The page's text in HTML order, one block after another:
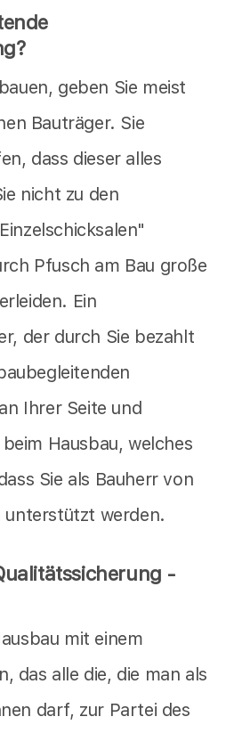
geben Sie meist
Bauträger. Sie
dass dieser alles
nicht zu den
Pfusch am Bau große
Ein
der durch Sie bezahlt
Ihrer Seite und
Hausbau, welches
Sie als Bauherr von
unterstützt werden.
-
mit einem
das alle die, die man als
darf, zur Partei des